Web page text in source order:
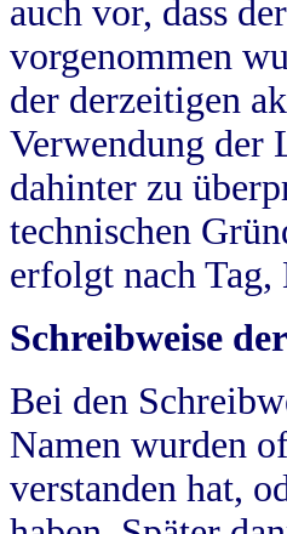
auch vor, dass
vorgenommen
der derzeitigen
Verwendung der
dahinter zu
technischen
erfolgt nach Tag,
Schreibweise
Bei den
Namen wurden
verstanden hat,